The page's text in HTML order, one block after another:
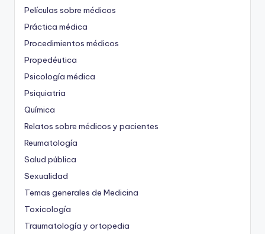
Películas sobre médicos
Práctica médica
Procedimientos médicos
Propedéutica
Psicología médica
Psiquiatria
Química
Relatos sobre médicos y pacientes
Reumatología
Salud pública
Sexualidad
Temas generales de Medicina
Toxicología
Traumatología y ortopedia